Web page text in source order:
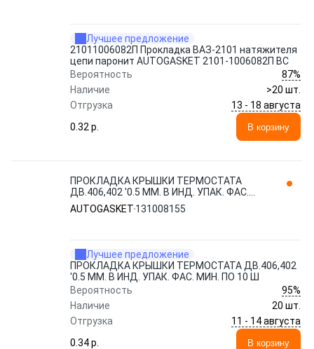
Лучшее предложение
21011006082П Прокладка ВАЗ-2101 натяжителя
цепи паронит AUTOGASKET 2101-1006082П ВС
Вероятность
87%
Наличие
>20 шт.
Отгрузка
13 - 18 августа
0.32 p.
В корзину
ПРОКЛАДКА КРЫШКИ ТЕРМОСТАТА
ДВ.406,402 '0.5 ММ. В ИНД. УПАК. ФАС.
МИН. ПО 10 Ш 131008155 AUTOGASKET
AUTOGASKET 131008155
Лучшее предложение
ПРОКЛАДКА КРЫШКИ ТЕРМОСТАТА ДВ.406,402
'0.5 ММ. В ИНД. УПАК. ФАС. МИН. ПО 10 Ш
Вероятность
95%
Наличие
20 шт.
Отгрузка
11 - 14 августа
0.34 p.
В корзину